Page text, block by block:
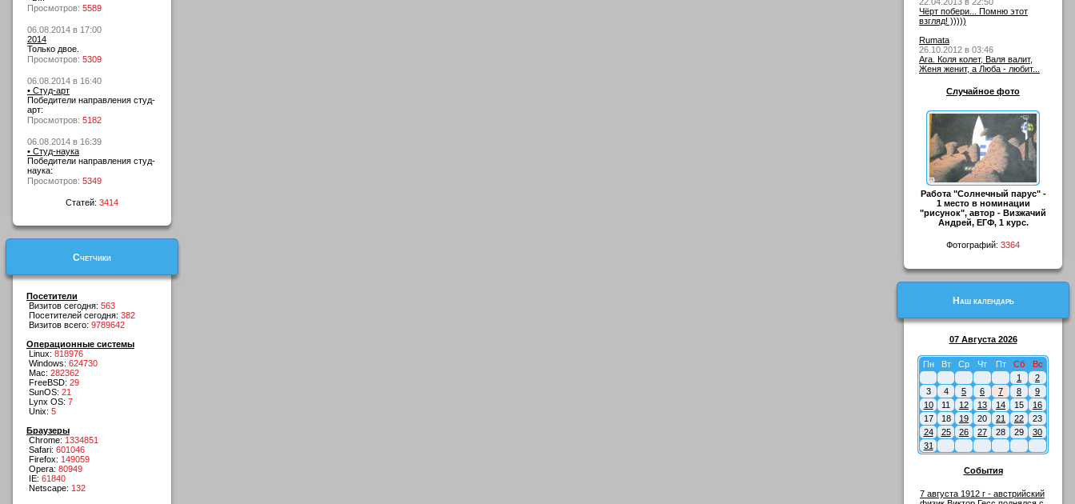
Просмотров: 5589
06.08.2014 в 17:00
2014
Только двое.
Просмотров: 5309
06.08.2014 в 16:40
• Студ-арт
Победители направления студ-
арт:
Просмотров: 5182
06.08.2014 в 16:39
• Студ-наука
Победители направления студ-
наука:
Просмотров: 5349
Статей: 3414
Счетчики
Посетители
Визитов сегодня: 563
Посетителей сегодня: 382
Визитов всего: 9789642
Операционные системы
Linux: 818976
Windows: 624730
Mac: 282362
FreeBSD: 29
SunOS: 21
Lynx OS: 7
Unix: 5
Браузеры
Chrome: 1334851
Safari: 601046
Firefox: 149059
Opera: 80949
IE: 61840
Netscape: 132
Чёрт побери... Помню этот
взгляд! )))))
Rumata
26.10.2012 в 03:46
Ага. Коля колет, Валя валит,
Женя женит, а Люба - любит...
Случайное фото
Работа "Солнечный парус" -
1 место в номинации
"рисунок", автор - Визжачий
Андрей, ЕГФ, 1 курс.
Фотографий: 3364
Наш календарь
07 Августа 2026
Пн Вт Ср Чт Пт Сб
Вс
1
2
3
4 5 6 7 8
9
10
11 12 13 14 15
16
17
18 19 20 21 22
23
24
25 26 27 28 29
30
31
События
7 августа 1912 г - австрийский